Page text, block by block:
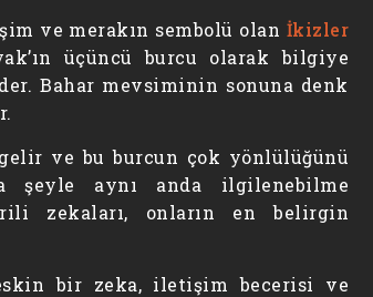
ve merakın sembolü olan İkizler
üçüncü burcu olarak bilgiye
Bahar mevsiminin sonuna denk
ve bu burcun çok yönlülüğünü
şeyle aynı anda ilgilenebilme
zekaları, onların en belirgin
bir zeka, iletişim becerisi ve